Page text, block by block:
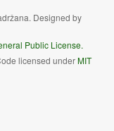
Designed by
Public License.
licensed underMIT